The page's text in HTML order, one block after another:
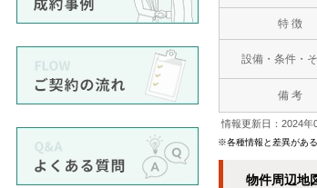
特 徴
設備・条件・
備 考
情報更新日：2024年
※各種情報と差異があ
物件周辺地